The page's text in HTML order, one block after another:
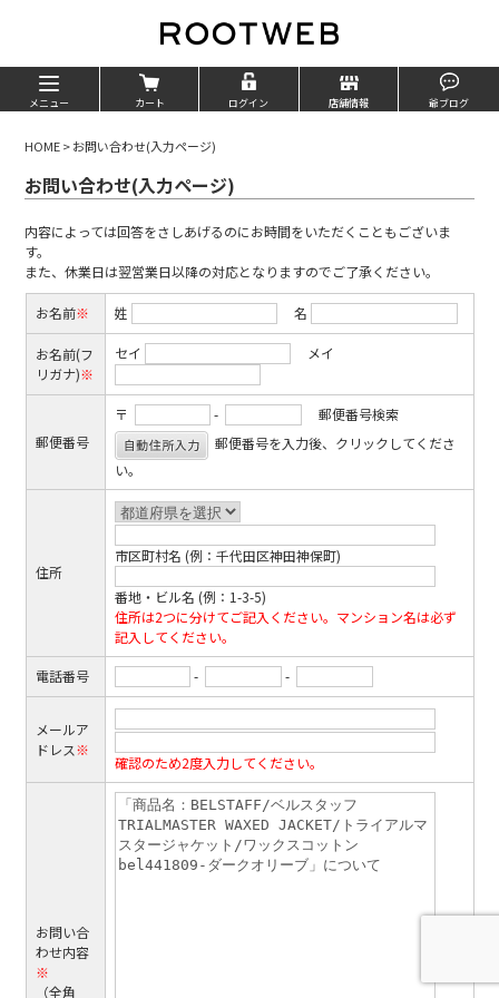
メニュー カート ログイン 店舗情報 爺ブログ
HOME>お問い合わせ(入力ページ)
お問い合わせ(入力ページ)
内容によっては回答をさしあげるのにお時間をいただくこともございま
す。
また、休業日は翌営業日以降の対応となりますのでご了承ください。
お名前※ 姓 名
お名前(フ
リガナ)※
セイ メイ
郵便番号
〒 -
郵便番号検索
郵便番号を入力後、クリックしてくださ
い。
住所
市区町村名 (例：千代田区神田神保町)
番地・ビル名 (例：1-3-5)
住所は2つに分けてご記入ください。マンション名は必ず
記入してください。
電話番号 - -
メールア
ドレス※
確認のため2度入力してください。
お問い合
わせ内容
※
（全角